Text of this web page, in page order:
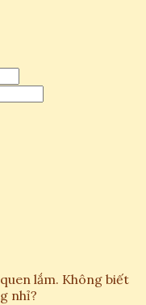
lắm. Không biết
nhỉ?